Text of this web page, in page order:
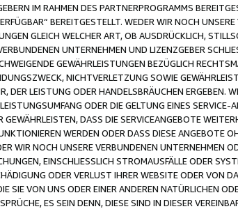
IM RAHMEN DES PARTNERPROGRAMMS
BEREITGESTELLT. WEDER WIR NOCH
GLEICH WELCHER ART, OB AUSDRÜCKLICH,
UNTERNEHMEN UND LIZENZGEBER
GEWÄHRLEISTUNGEN BEZÜGLICH
NICHTVERLETZUNG SOWIE
DER LEISTUNG ODER HANDELSBRÄUCHEN ERGEBEN.
ODER DIE GELTUNG EINES SERVICE-
DASS DIE SERVICEANGEBOTE
WERDEN ODER DASS DIESE ANGEBOTE
WIR NOCH UNSERE VERBUNDENEN UNTERNEHMEN
EINSCHLIESSLICH STROMAUSFÄLLE ODER
ODER VERLUST IHRER WEBSITE ODER VON
SIE VON UNS ODER EINER ANDEREN NATÜRLICHEN
ES SEIN DENN, DIESE SIND IN DIESER